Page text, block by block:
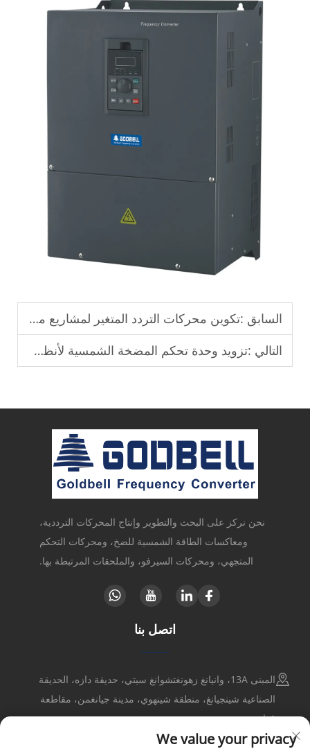
السابق :تكوين محركات التردد المتغير لمشاريع مضخات الطاقة الشمسية في الهند.
التالي :تزويد وحدة تحكم المضخة الشمسية لأنظمة إمداد المياه الشمسية المستقلة عن الشبكة.
نحن نركز على البحث والتطوير وإنتاج المحركات الترددية،
ومعاكسات الطاقة الشمسية للضخ، ومحركات التحكم
المتجهي، ومحركات السيرفو، والملحقات المرتبطة بها.
اتصل بنا
المبنى 13A، وانيانغ زهونغتشوانغ سيتي، حديقة دازه، الحديقة
الصناعية شينجيانغ، منطقة شينهوي، مدينة جيانغمن، مقاطعة
قوانغدونغ
We value your privacy